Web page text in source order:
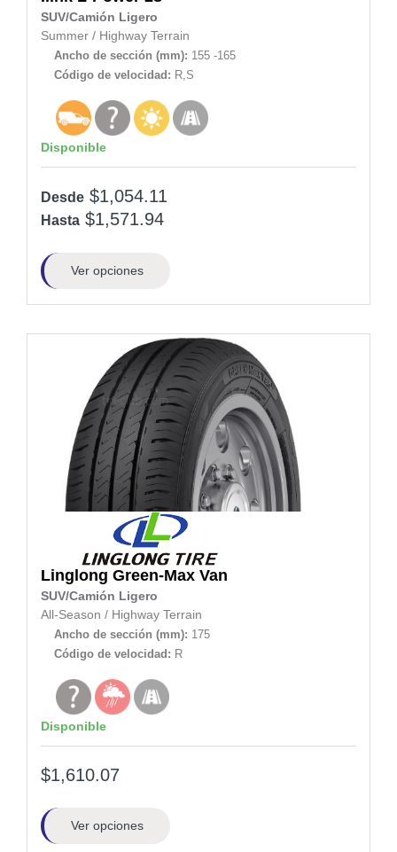
SUV/Camión Ligero
Summer / Highway Terrain
Ancho de sección (mm): 155 -165
Código de velocidad: R,S
Disponible
Desde $1,054.11
Hasta $1,571.94
Ver opciones
Linglong Green-Max Van
SUV/Camión Ligero
All-Season / Highway Terrain
Ancho de sección (mm): 175
Código de velocidad: R
Disponible
$1,610.07
Ver opciones